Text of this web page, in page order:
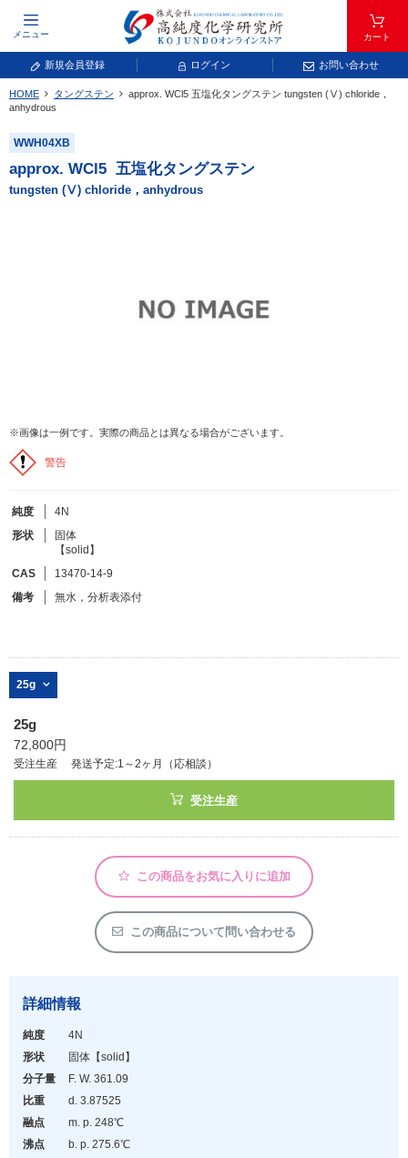
メニュー カート
新規会員登録 ログイン お問い合わせ
元素記号で検索する
元素周期表をタップすると、拡大表示されます。拡大した表から元素記号をタップ
し、一覧へ移動してください。
青色が取り扱い対象元素です。
フリーワードで検索
化学式で検索
和名・英名で検索
CAS番号で検索
化合物
形状詳細
アウトレット
化学教材・オリジナルグッズ
HOME タングステン approx. WCl5 五塩化タングステン tungsten (Ⅴ) chloride，
anhydrous
WWH04XB
approx. WCl5 五塩化タングステン
tungsten (Ⅴ) chloride，anhydrous
※画像は一例です。実際の商品とは異なる場合がございます。
警告
純度
4N
形状
固体
【solid】
CAS
13470-14-9
備考
無水，分析表添付
25g
25g
72,800円
受注生産 発送予定:1～2ヶ月（応相談）
受注生産
この商品をお気に入りに追加
この商品について問い合わせる
詳細情報
純度
4N
形状
固体 【solid】
分子量
F. W. 361.09
比重
d. 3.87525
融点
m. p. 248℃
沸点
b. p. 275.6℃